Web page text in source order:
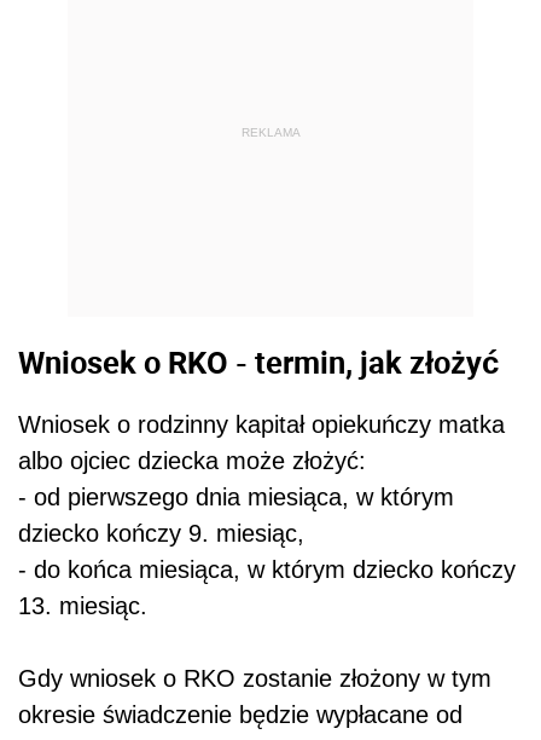
REKLAMA
Wniosek o RKO - termin, jak złożyć
Wniosek o rodzinny kapitał opiekuńczy matka
albo ojciec dziecka może złożyć:
- od pierwszego dnia miesiąca, w którym
dziecko kończy 9. miesiąc,
- do końca miesiąca, w którym dziecko kończy
13. miesiąc.
Gdy wniosek o RKO zostanie złożony w tym
okresie świadczenie będzie wypłacane od